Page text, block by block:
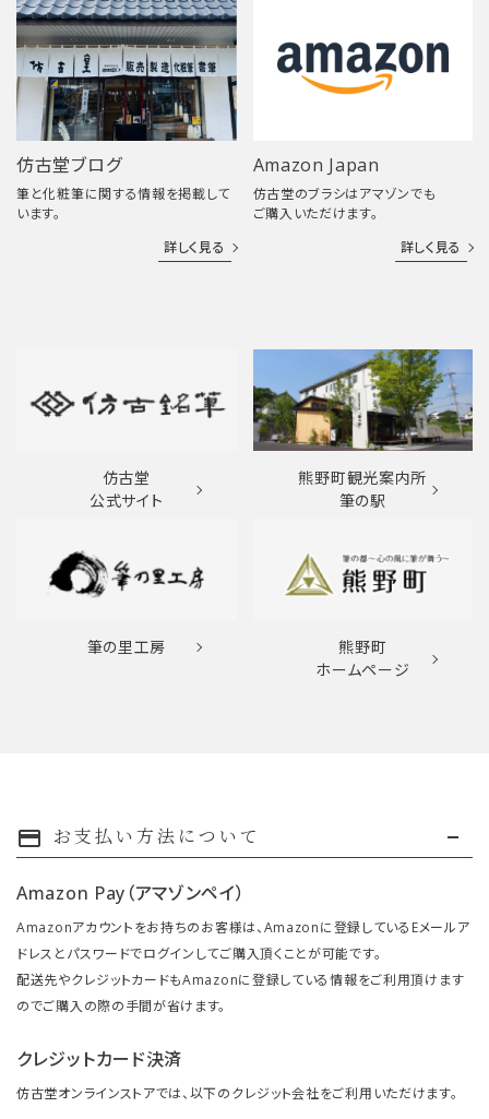
仿古堂ブログ
筆と化粧筆に関する情報を掲載して
います。
詳しく見る
Amazon Japan
仿古堂のブラシはアマゾンでも
ご購入いただけます。
詳しく見る
仿古堂
公式サイト
熊野町観光案内所
筆の駅
筆の里工房
熊野町
ホームページ
payment お支払い方法について
Amazon Pay（アマゾンペイ）
Amazonアカウントをお持ちのお客様は、Amazonに登録しているEメールア
ドレスとパスワードでログインしてご購入頂くことが可能です。
配送先やクレジットカードもAmazonに登録している情報をご利用頂けます
のでご購入の際の手間が省けます。
クレジットカード決済
仿古堂オンラインストアでは、以下のクレジット会社をご利用いただけます。